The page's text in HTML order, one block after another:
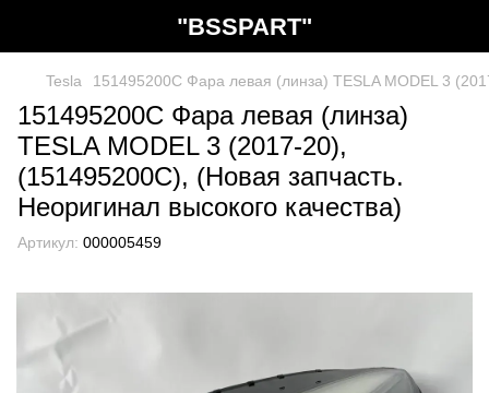
"BSSPART"
Tesla 151495200C Фара левая (линза) TESLA MODEL 3
151495200C Фара левая (линза)
TESLA MODEL 3 (2017-20),
(151495200C), (Новая запчасть.
Неоригинал высокого качества)
Артикул: 000005459